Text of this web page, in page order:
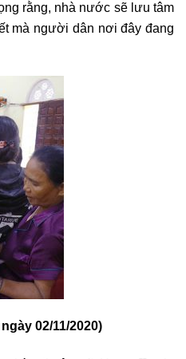
rằng, nhà nước sẽ lưu tâm
mà người dân nơi đây đang
02/11/2020)